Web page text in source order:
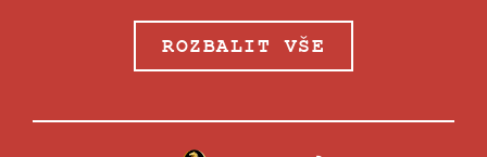
ROZBALIT VŠE